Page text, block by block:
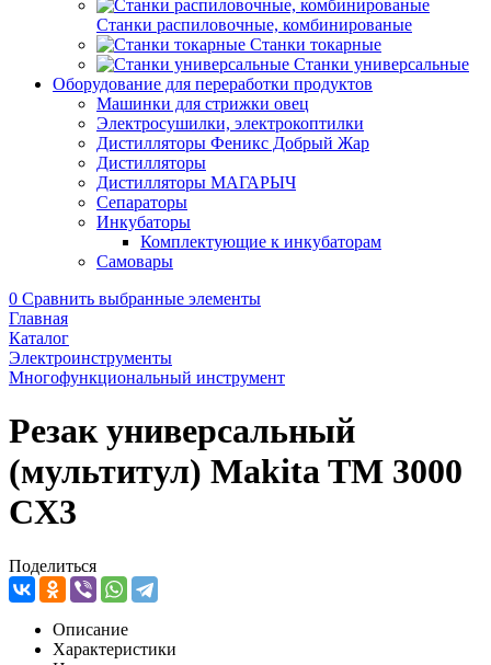
Станки распиловочные, комбинированые
Станки токарные
Станки универсальные
Оборудование для переработки продуктов
Машинки для стрижки овец
Электросушилки, электрокоптилки
Дистилляторы Феникс Добрый Жар
Дистилляторы
Дистилляторы МАГАРЫЧ
Сепараторы
Инкубаторы
Комплектующие к инкубаторам
Самовары
0 Сравнить выбранные элементы
Главная
Каталог
Электроинструменты
Многофункциональный инструмент
Резак универсальный
(мультитул) Makita TM 3000
СX3
Поделиться
Описание
Характеристики